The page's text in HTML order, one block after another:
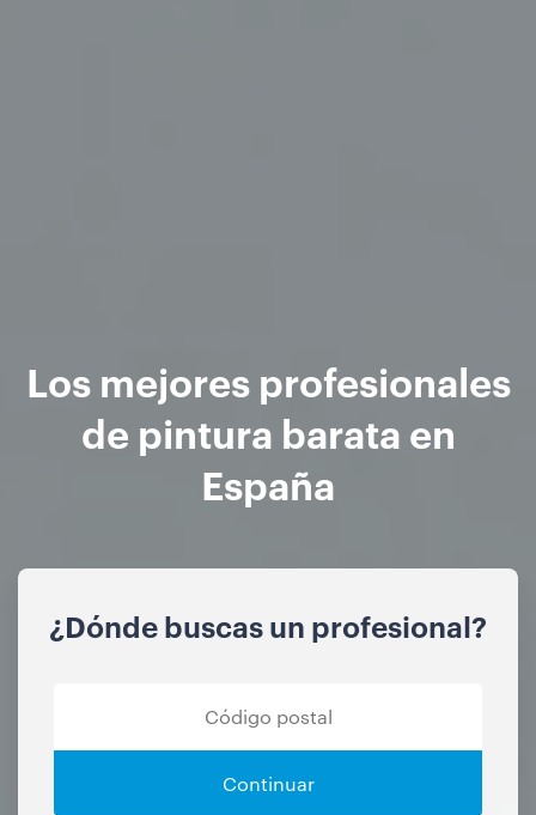
Los mejores profesionales
de pintura barata en
España
¿Dónde buscas un profesional?
Continuar